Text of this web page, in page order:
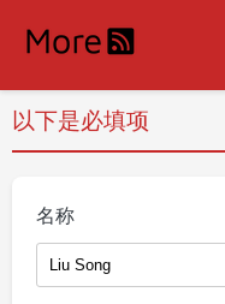
以下是必填项
名称